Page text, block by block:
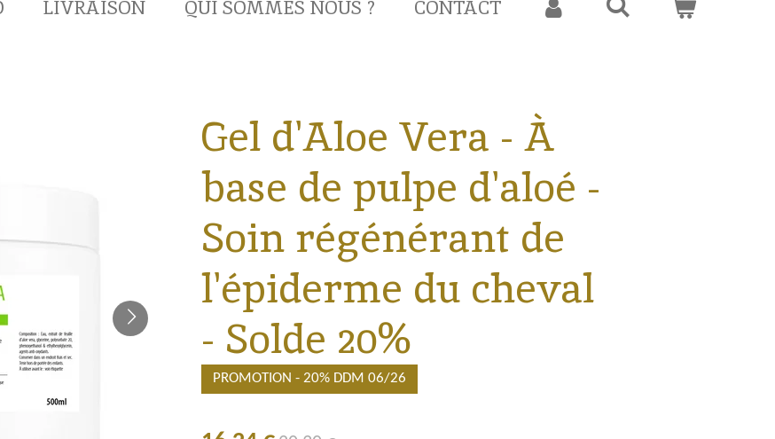
LIVRAISON QUI SOMMES NOUS ? CONTACT
Gel d'Aloe Vera - À
base de pulpe d'aloé -
Soin régénérant de
l'épiderme du cheval
- Solde 20%
PROMOTION - 20% DDM 06/26